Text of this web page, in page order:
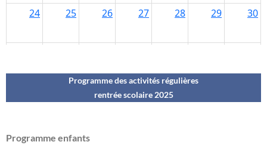
Programme des activités régulières
rentrée scolaire 2025
Programme enfants